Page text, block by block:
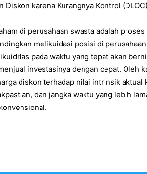
Diskon karena Kurangnya Kontrol
di perusahaan swasta adalah
melikuidasi posisi di
pada waktu yang tepat akan
investasinya dengan cepat. Oleh
diskon terhadap nilai intrinsik aktual
dan jangka waktu yang lebih